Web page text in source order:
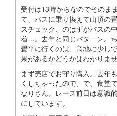
受付は13時からなのでそのま
て、バスに乗り換えて山頂の
スチェック、のはずがバスの
着…。去年と同じパターン。
畳平に行くのは、高地に少し
果があるかどうかはわかりま
まず売店でお守り購入。去年
くしちゃったので。で、食堂
なりさん。レース前日は意識
にしています。